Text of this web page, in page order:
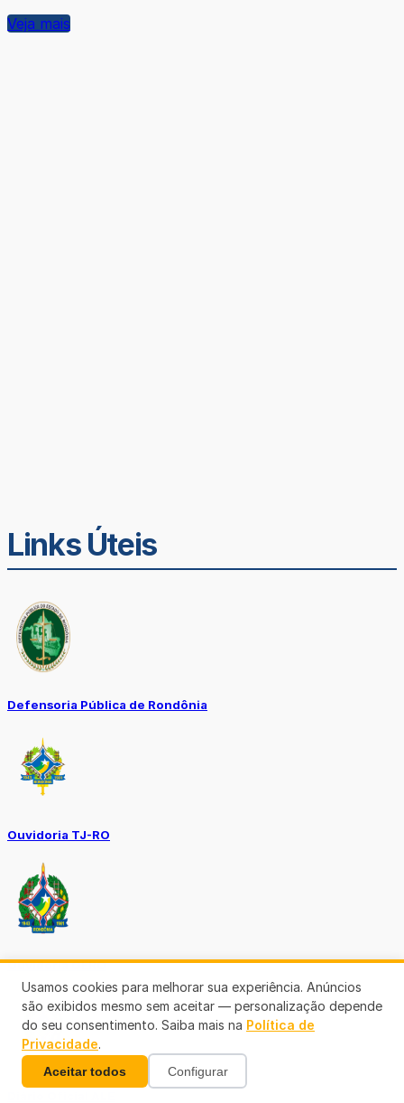
Veja mais
Links Úteis
Defensoria Pública de Rondônia
Ouvidoria TJ-RO
Ouvidoria GERO
Usamos cookies para melhorar sua experiência. Anúncios
são exibidos mesmo sem aceitar — personalização depende
do seu consentimento. Saiba mais na Política de
Privacidade.
Aceitar todos Configurar